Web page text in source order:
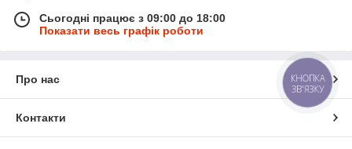
Сьогодні працює з 09:00 до 18:00
Показати весь графік роботи
Про нас
Контакти
КНОПКА
ЗВ'ЯЗКУ